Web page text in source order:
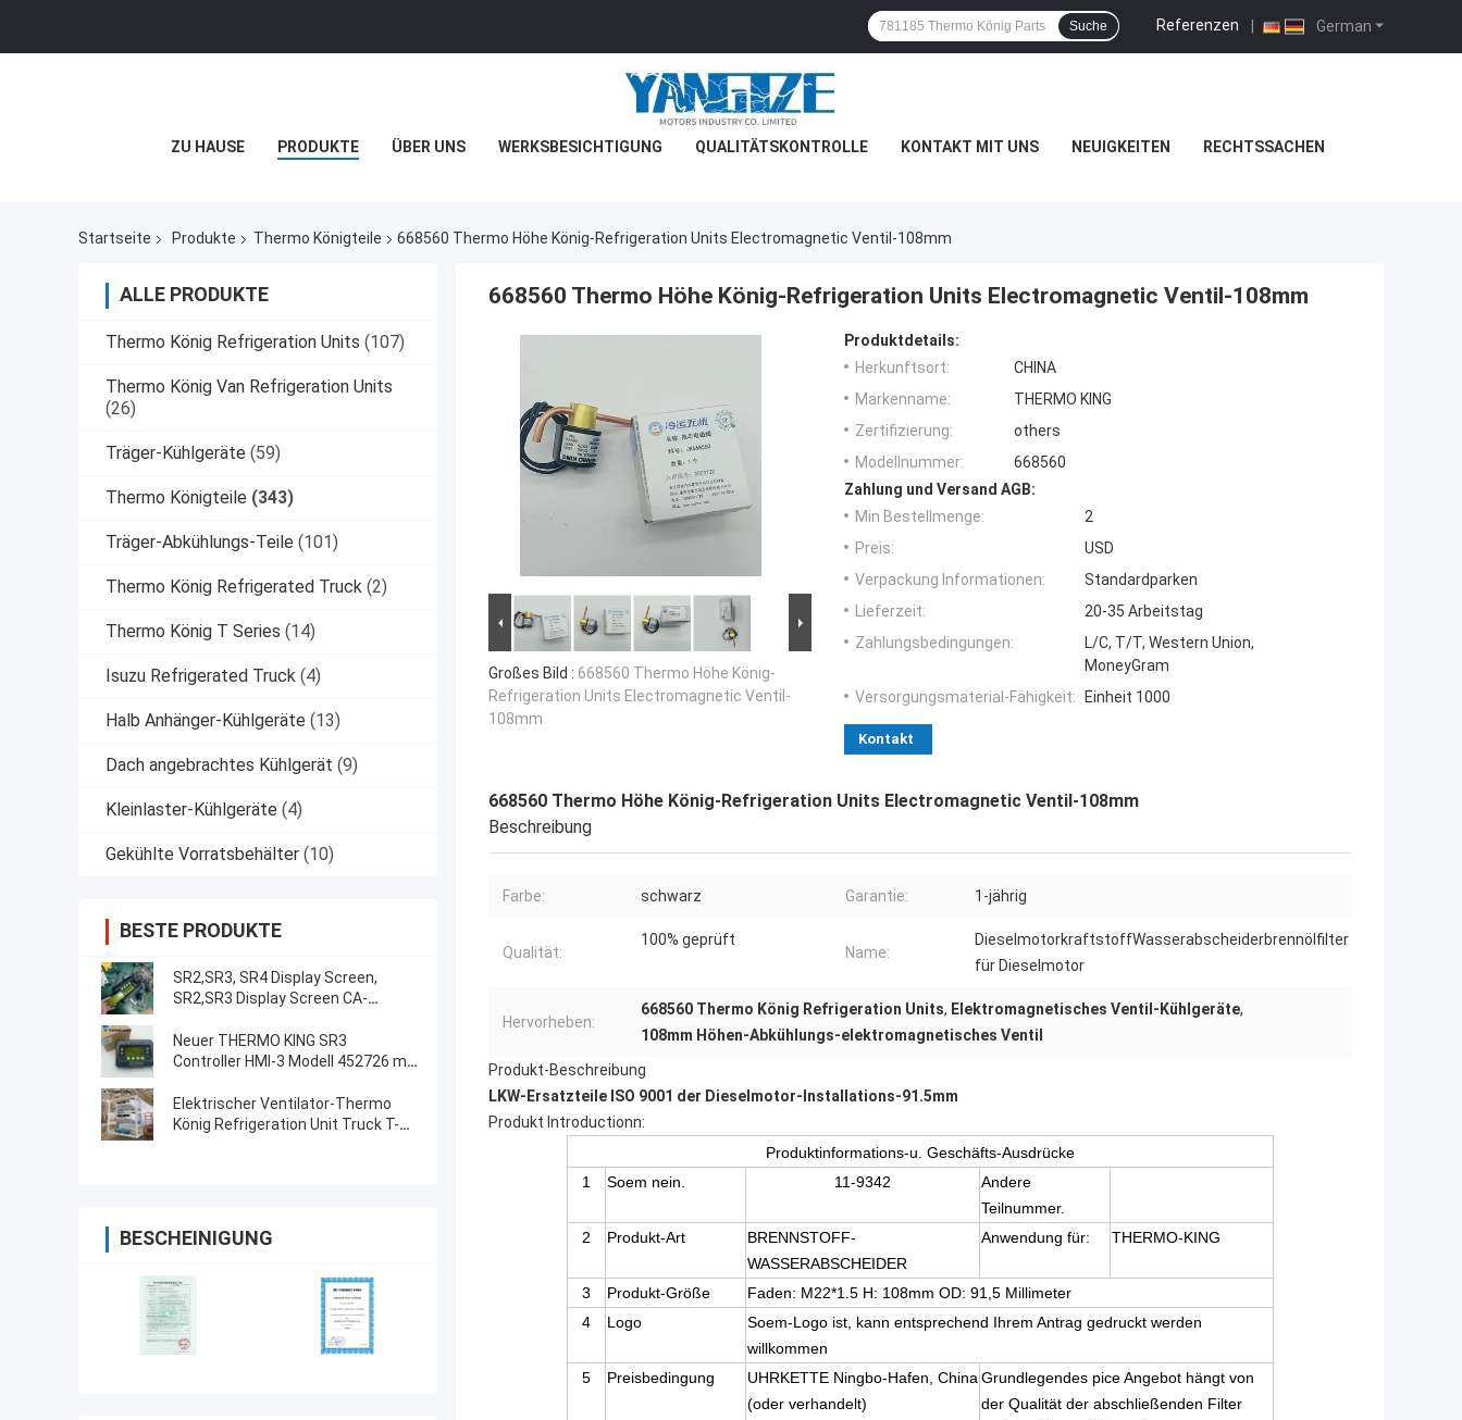
German
Referenzen |
Suche
ZU HAUSE PRODUKTE ÜBER UNS WERKSBESICHTIGUNG QUALITÄTSKONTROLLE KONTAKT MIT UNS NEUIGKEITEN RECHTSSACHEN
Startseite Produkte Thermo Königteile 668560 Thermo Höhe König-Refrigeration Units Electromagnetic Ventil-108mm
ALLE PRODUKTE
Thermo König Refrigeration Units (107)
Thermo König Van Refrigeration Units
(26)
Träger-Kühlgeräte (59)
Thermo Königteile (343)
Träger-Abkühlungs-Teile (101)
Thermo König Refrigerated Truck (2)
Thermo König T Series (14)
Isuzu Refrigerated Truck (4)
Halb Anhänger-Kühlgeräte (13)
Dach angebrachtes Kühlgerät (9)
Kleinlaster-Kühlgeräte (4)
Gekühlte Vorratsbehälter (10)
BESTE PRODUKTE
SR2,SR3, SR4 Display Screen,
SR2,SR3 Display Screen CA-
Bildschirm für THERMO KING
SB210 SB230 HMIs Ersatzteile
Neuer THERMO KING SR3
Controller HMI-3 Modell 452726 mit
Elektrischer Ventilator-Thermo
König Refrigeration Unit Truck T-
BESCHEINIGUNG
668560 Thermo Höhe König-Refrigeration Units Electromagnetic Ventil-108mm
Großes Bild : 668560 Thermo Höhe König-
Refrigeration Units Electromagnetic Ventil-
108mm
Produktdetails:
Herkunftsort:
CHINA
Markenname:
THERMO KING
Zertifizierung:
others
Modellnummer:
668560
Zahlung und Versand AGB:
Min Bestellmenge:
2
Preis:
USD
Verpackung Informationen:
Standardparken
Lieferzeit:
20-35 Arbeitstag
Zahlungsbedingungen:
L/C, T/T, Western Union,
MoneyGram
Versorgungsmaterial-Fähigkeit:
Einheit 1000
Kontakt
668560 Thermo Höhe König-Refrigeration Units Electromagnetic Ventil-108mm
Beschreibung
Farbe: schwarz Garantie: 1-jährig
Qualität:
100% geprüft
Name:
DieselmotorkraftstoffWasserabscheiderbrennölfilter
für Dieselmotor
Hervorheben:
668560 Thermo König Refrigeration Units, Elektromagnetisches Ventil-Kühlgeräte,
108mm Höhen-Abkühlungs-elektromagnetisches Ventil
Produkt-Beschreibung
LKW-Ersatzteile ISO 9001 der Dieselmotor-Installations-91.5mm
Produkt Introductionn:
Produktinformations-u. Geschäfts-Ausdrücke
1
Soem nein. 11-9342
Andere
Teilnummer.
2
Produkt-Art
BRENNSTOFF-
WASSERABSCHEIDER
Anwendung für: THERMO-KING
3 Produkt-Größe
Faden: M22*1.5 H: 108mm OD: 91,5 Millimeter
4
Logo
Soem-Logo ist, kann entsprechend Ihrem Antrag gedruckt werden
willkommen
5
Preisbedingung
UHRKETTE Ningbo-Hafen, China
(oder verhandelt)
Grundlegendes pice Angebot hängt von
der Qualität der abschließenden Filter